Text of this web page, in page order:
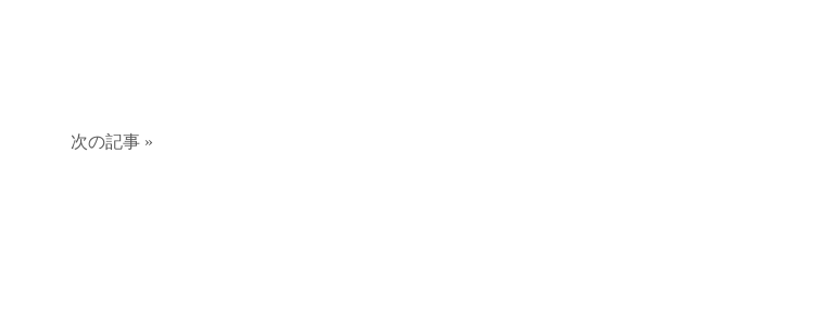
次の記事 »